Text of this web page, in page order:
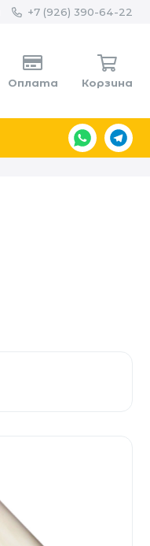
+7 (926) 390-64-22
Оплата Корзина